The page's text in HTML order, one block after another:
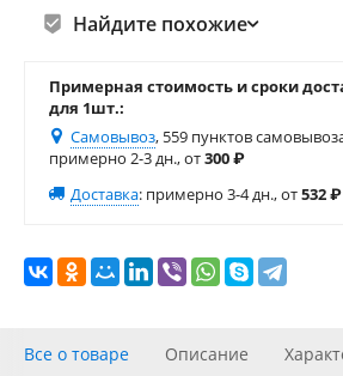
Найдите похожие
Примерная стоимость и сроки
для 1шт.:
Самовывоз, 559 пунктов
примерно 2-3 дн., от300₽
Доставка: примерно 3-4 дн., от532₽
Все о товаре Описание